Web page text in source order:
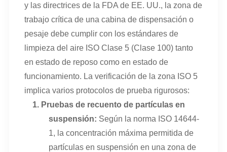
y las directrices de la FDA de EE. UU., la zona de
trabajo crítica de una cabina de dispensación o
pesaje debe cumplir con los estándares de
limpieza del aire ISO Clase 5 (Clase 100) tanto
en estado de reposo como en estado de
funcionamiento. La verificación de la zona ISO 5
implica varios protocolos de prueba rigurosos:
1. Pruebas de recuento de partículas en
suspensión: Según la norma ISO 14644-
1, la concentración máxima permitida de
partículas en suspensión en una zona de